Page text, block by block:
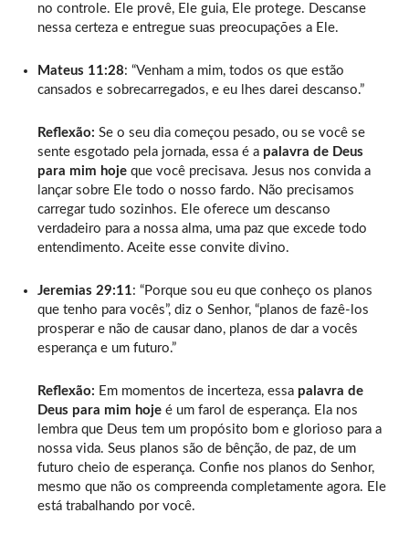
no controle. Ele provê, Ele guia, Ele protege. Descanse
nessa certeza e entregue suas preocupações a Ele.
Mateus 11:28: “Venham a mim, todos os que estão
cansados e sobrecarregados, e eu lhes darei descanso.”
Reflexão: Se o seu dia começou pesado, ou se você se
sente esgotado pela jornada, essa é a palavra de Deus
para mim hoje que você precisava. Jesus nos convida a
lançar sobre Ele todo o nosso fardo. Não precisamos
carregar tudo sozinhos. Ele oferece um descanso
verdadeiro para a nossa alma, uma paz que excede todo
entendimento. Aceite esse convite divino.
Jeremias 29:11: “Porque sou eu que conheço os planos
que tenho para vocês”, diz o Senhor, “planos de fazê-los
prosperar e não de causar dano, planos de dar a vocês
esperança e um futuro.”
Reflexão: Em momentos de incerteza, essa palavra de
Deus para mim hoje é um farol de esperança. Ela nos
lembra que Deus tem um propósito bom e glorioso para a
nossa vida. Seus planos são de bênção, de paz, de um
futuro cheio de esperança. Confie nos planos do Senhor,
mesmo que não os compreenda completamente agora. Ele
está trabalhando por você.